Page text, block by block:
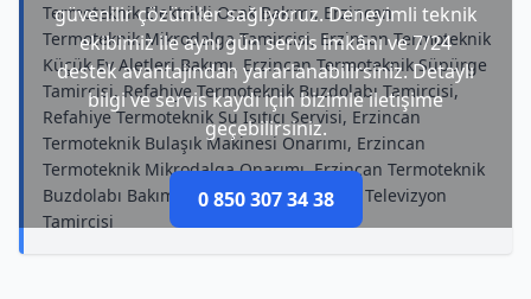
güvenilir çözümler sağlıyoruz. Deneyimli teknik
ekibimiz ile aynı gün servis imkânı ve 7/24
destek avantajından yararlanabilirsiniz. Detaylı
bilgi ve servis kaydı için bizimle iletişime
geçebilirsiniz.
0 850 307 34 38
Termoteknik Elektrikli Ocak Bakımı, Erzincan
Termoteknik Mikrodalga Tamircisi, Erzincan Termoteknik
Küçük Ev Aletleri Bakımı, Erzincan Termoteknik Süpürge
Tamircisi, Refahiye Termoteknik Buzdolabı Tamircisi,
Refahiye Termoteknik Su Isıtıcı Servisi, Erzincan
Termoteknik Bulaşık Makinesi Onarımı, Erzincan
Termoteknik Mikrodalga Onarımı, Erzincan Termoteknik
Buzdolabı Bakımı, Erzincan Termoteknik Televizyon
Tamircisi